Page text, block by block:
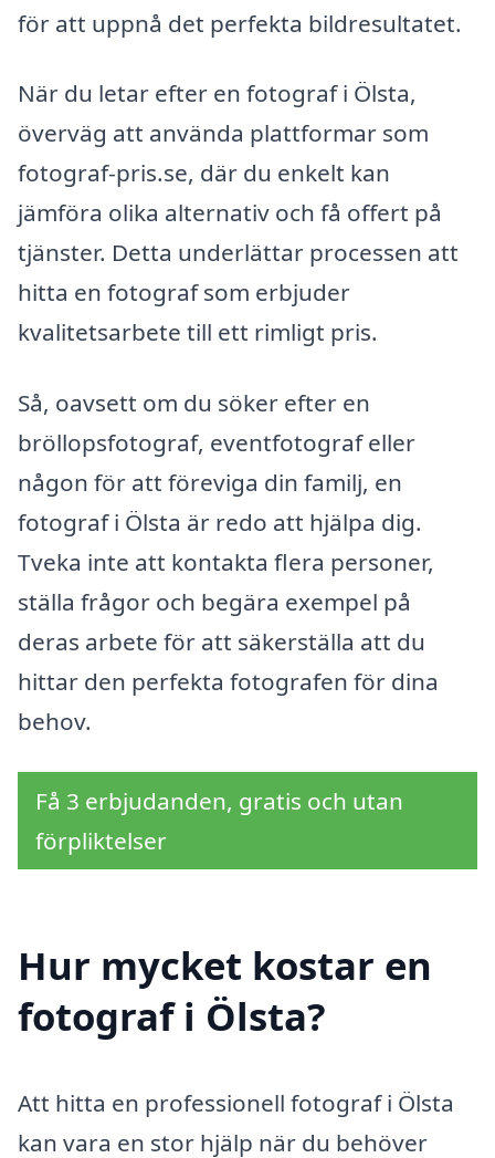
för att uppnå det perfekta bildresultatet.
När du letar efter en fotograf i Ölsta,
överväg att använda plattformar som
fotograf-pris.se, där du enkelt kan
jämföra olika alternativ och få offert på
tjänster. Detta underlättar processen att
hitta en fotograf som erbjuder
kvalitetsarbete till ett rimligt pris.
Så, oavsett om du söker efter en
bröllopsfotograf, eventfotograf eller
någon för att föreviga din familj, en
fotograf i Ölsta är redo att hjälpa dig.
Tveka inte att kontakta flera personer,
ställa frågor och begära exempel på
deras arbete för att säkerställa att du
hittar den perfekta fotografen för dina
behov.
Få 3 erbjudanden, gratis och utan
förpliktelser
Hur mycket kostar en
fotograf i Ölsta?
Att hitta en professionell fotograf i Ölsta
kan vara en stor hjälp när du behöver